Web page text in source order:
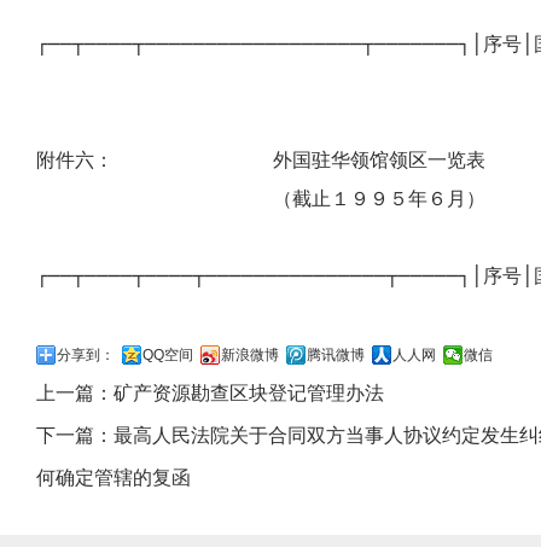
┌──┬────┬──────────────────┬───────┐│序号│
附件六： 外国驻华领馆领区一览表
（截止１９９５年６月）
┌──┬────┬────┬───────────────┬─────┐│序号│
分享到： QQ空间 新浪微博 腾讯微博 人人网 微信
上一篇： 矿产资源勘查区块登记管理办法
下一篇： 最高人民法院关于合同双方当事人协议约定发生
何确定管辖的复函